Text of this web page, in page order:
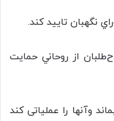
نگهبان تاييد كند.
از روحاني حمايت
وآنها را عملیاتی کند